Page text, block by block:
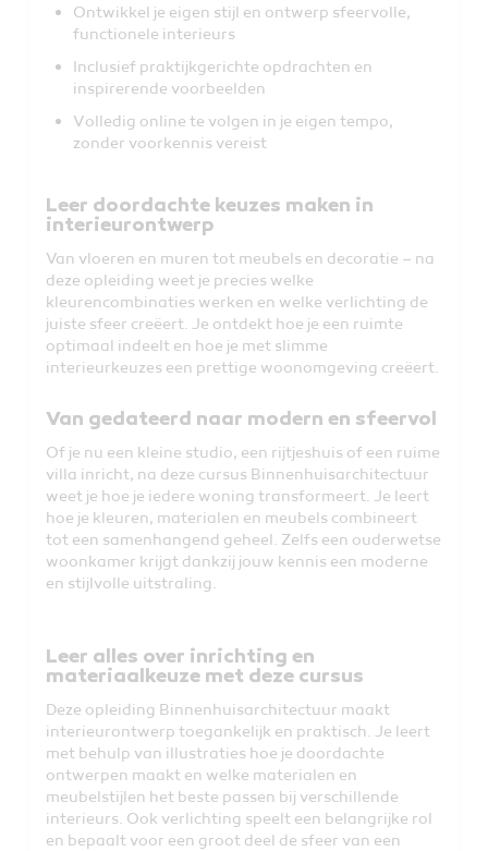
Ontwikkel je eigen stijl en ontwerp sfeervolle,
functionele interieurs
Inclusief praktijkgerichte opdrachten en
inspirerende voorbeelden
Volledig online te volgen in je eigen tempo,
zonder voorkennis vereist
Leer doordachte keuzes maken in
interieurontwerp
Van vloeren en muren tot meubels en decoratie – na
deze opleiding weet je precies welke
kleurencombinaties werken en welke verlichting de
juiste sfeer creëert. Je ontdekt hoe je een ruimte
optimaal indeelt en hoe je met slimme
interieurkeuzes een prettige woonomgeving creëert.
Van gedateerd naar modern en sfeervol
Of je nu een kleine studio, een rijtjeshuis of een ruime
villa inricht, na deze cursus Binnenhuisarchitectuur
weet je hoe je iedere woning transformeert. Je leert
hoe je kleuren, materialen en meubels combineert
tot een samenhangend geheel. Zelfs een ouderwetse
woonkamer krijgt dankzij jouw kennis een moderne
en stijlvolle uitstraling.
Leer alles over inrichting en
materiaalkeuze met deze cursus
Deze opleiding Binnenhuisarchitectuur maakt
interieurontwerp toegankelijk en praktisch. Je leert
met behulp van illustraties hoe je doordachte
ontwerpen maakt en welke materialen en
meubelstijlen het beste passen bij verschillende
interieurs. Ook verlichting speelt een belangrijke rol
en bepaalt voor een groot deel de sfeer van een